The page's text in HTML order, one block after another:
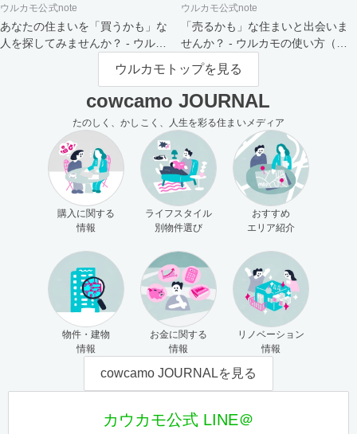
ウルカモ公式note
あなたの住まいを「買うかも」な
人を探してみませんか？ - ウルカ
ウルカモ公式note
「売るかも」な住まいと出会いま
せんか？ - ウルカモの使い方（買
主さま向け）
ウルカモトップを見る
cowcamo JOURNAL
たのしく、かしこく、人生を彩る住まいメディア
購入に関する
情報
ライフスタイル
別物件選び
おすすめ
エリア紹介
物件・建物
情報
お金に関する
情報
リノベーション
情報
cowcamo JOURNALを見る
カウカモ公式 LINE＠